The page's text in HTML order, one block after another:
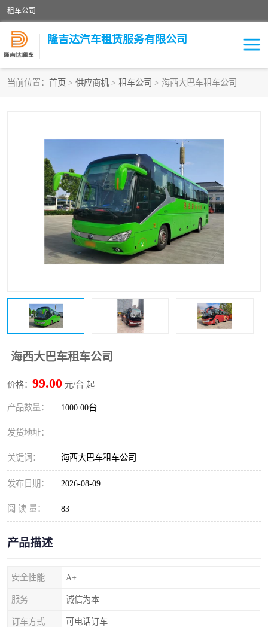
租车公司
隆吉达汽车租赁服务有限公司
当前位置： 首页 > 供应商机 > 租车公司 > 海西大巴车租车公司
海西大巴车租车公司
价格： 99.00 元/台 起
产品数量： 1000.00台
发货地址：
关键词： 海西大巴车租车公司
发布日期： 2026-08-09
阅 读 量： 83
产品描述
安全性能 A+
服务 诚信为本
订车方式 可电话订车